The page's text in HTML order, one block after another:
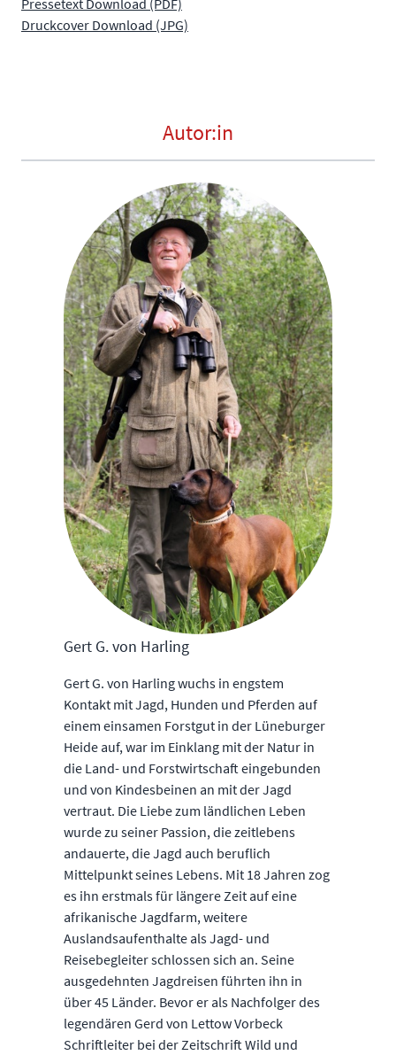
Druckcover Download (JPG)
Autor:in
Gert G. von Harling
Gert G. von Harling wuchs in engstem
Kontakt mit Jagd, Hunden und Pferden auf
einem einsamen Forstgut in der Lüneburger
Heide auf, war im Einklang mit der Natur in
die Land- und Forstwirtschaft eingebunden
und von Kindesbeinen an mit der Jagd
vertraut. Die Liebe zum ländlichen Leben
wurde zu seiner Passion, die zeitlebens
andauerte, die Jagd auch beruflich
Mittelpunkt seines Lebens. Mit 18 Jahren zog
es ihn erstmals für längere Zeit auf eine
afrikanische Jagdfarm, weitere
Auslandsaufenthalte als Jagd- und
Reisebegleiter schlossen sich an. Seine
ausgedehnten Jagdreisen führten ihn in
über 45 Länder. Bevor er als Nachfolger des
legendären Gerd von Lettow Vorbeck
Schriftleiter bei der Zeitschrift Wild und